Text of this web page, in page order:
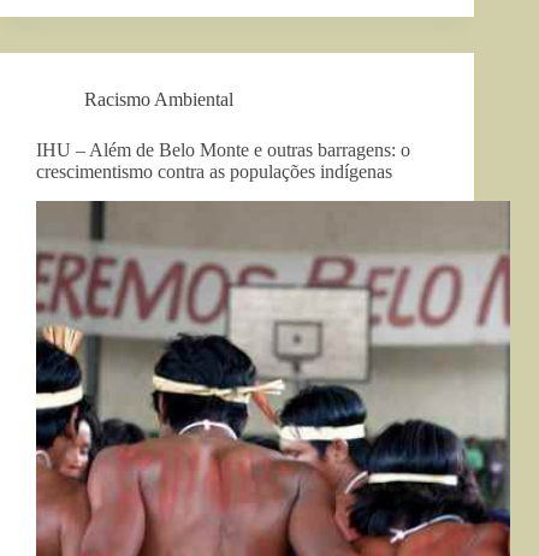
Racismo Ambiental
IHU – Além de Belo Monte e outras barragens: o
crescimentismo contra as populações indígenas